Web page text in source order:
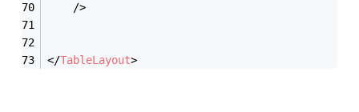
    />
</TableLayout>